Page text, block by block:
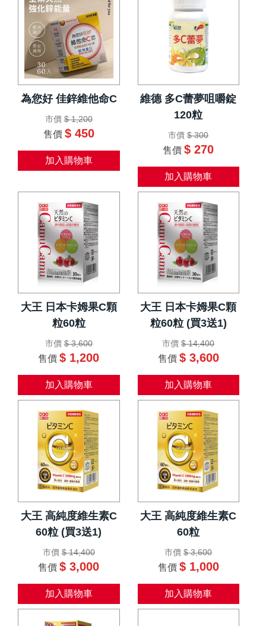
為您好 佳鋅維他命C
市價 $ 1,200
售價 $ 450
加入購物車
維德 多C蕾夢咀嚼錠
120粒
市價 $ 300
售價 $ 270
加入購物車
大王 日本卡姆果C顆
粒60粒
市價 $ 3,600
售價 $ 1,200
加入購物車
大王 日本卡姆果C顆
粒60粒 (買3送1)
市價 $ 14,400
售價 $ 3,600
加入購物車
大王 高純度維生素C
60粒 (買3送1)
市價 $ 14,400
售價 $ 3,000
加入購物車
大王 高純度維生素C
60粒
市價 $ 3,600
售價 $ 1,000
加入購物車